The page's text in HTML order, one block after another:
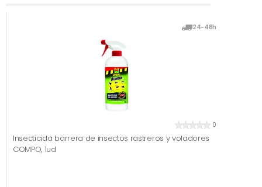
24-48h
0
Insecticida barrera de insectos rastreros y voladores
COMPO, 1ud